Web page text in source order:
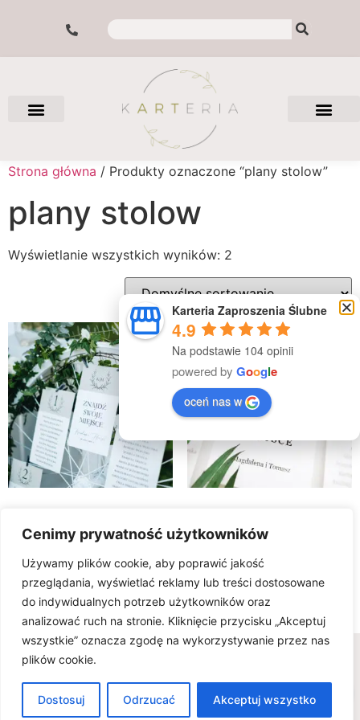
Cenimy prywatność użytkowników
Używamy plików cookie, aby poprawić jakość
przeglądania, wyświetlać reklamy lub treści dostosowane
do indywidualnych potrzeb użytkowników oraz
analizować ruch na stronie. Kliknięcie przycisku „Akceptuj
wszystkie” oznacza zgodę na wykorzystywanie przez nas
plików cookie.
Dostosuj Odrzucać Akceptuj wszystko
Strona główna / Produkty oznaczone “plany stolow”
plany stolow
Wyświetlanie wszystkich wyników: 2
150.00zł
Select Options
150.00zł
Select Options
Wszelkie prawa zastrzeżone © www.karteria.pl
FAQ - wiedza na temat zaproszeń ślubnych
Zaproszenia ślubne
Karteria Zaproszenia Ślubne
4.9
Na podstawie 104 opinii
powered by Google
oceń nas w